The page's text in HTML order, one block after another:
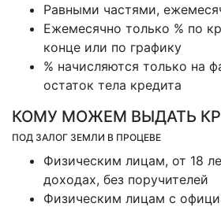
Равными частями,
Ежемесячно только % по
конце или по графику
% начисляются только на
остаток тела кредита
КОМУ МОЖЕМ ВЫДАТЬ
ПОД ЗАЛОГ ЗЕМЛИ В ПРОЦЕВЕ
Физическим лицам, от 18
доходах, без поручителей
Физическим лицам с